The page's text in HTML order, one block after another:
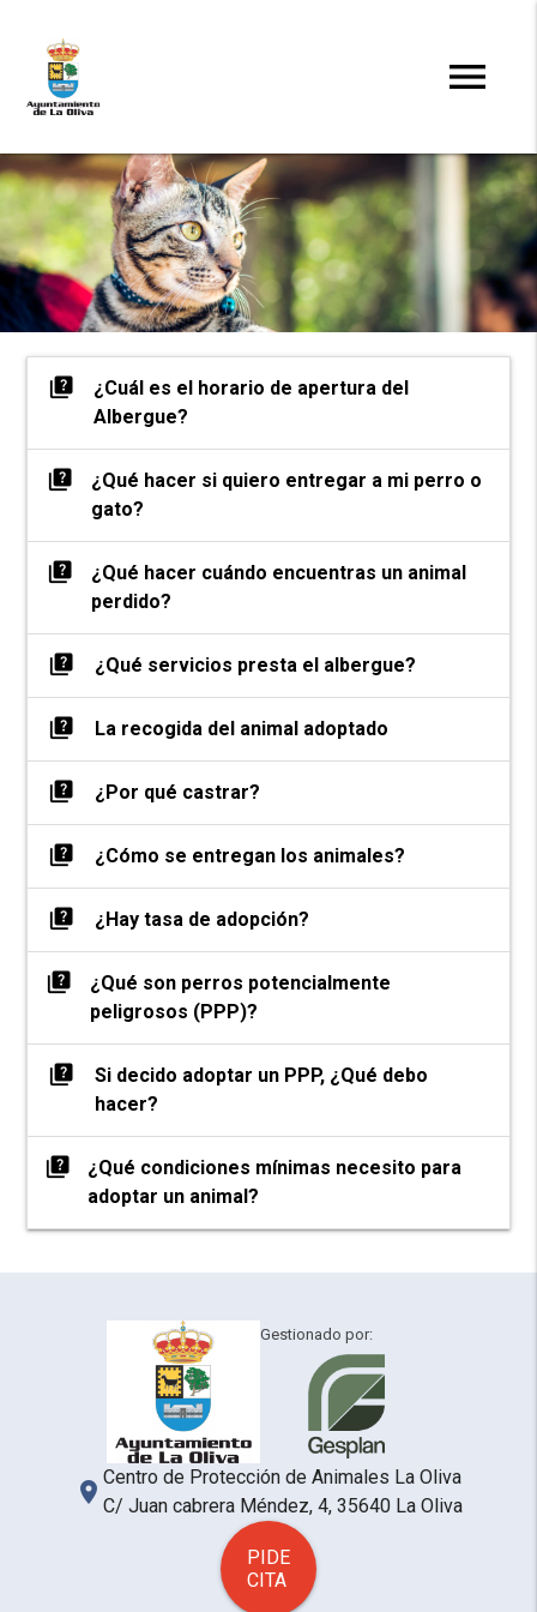
menu
clear
Search
quiz
¿Cuál es el horario de apertura del
Albergue?
quiz
¿Qué hacer si quiero entregar a mi perro o
gato?
quiz
¿Qué hacer cuándo encuentras un animal
perdido?
quiz ¿Qué servicios presta el albergue?
quiz La recogida del animal adoptado
quiz ¿Por qué castrar?
quiz ¿Cómo se entregan los animales?
quiz ¿Hay tasa de adopción?
quiz
¿Qué son perros potencialmente
peligrosos (PPP)?
quiz
Si decido adoptar un PPP, ¿Qué debo
hacer?
quiz
¿Qué condiciones mínimas necesito para
adoptar un animal?
Gestionado por:
place
Centro de Protección de Animales La Oliva
C/ Juan cabrera Méndez, 4, 35640 La Oliva
PIDE
CITA